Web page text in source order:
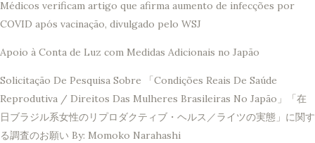
Médicos verificam artigo que afirma aumento de infecções por
COVID após vacinação, divulgado pelo WSJ
Apoio à Conta de Luz com Medidas Adicionais no Japão
Solicitação De Pesquisa Sobre 「Condições Reais De Saúde
Reprodutiva / Direitos Das Mulheres Brasileiras No Japão」「在
日ブラジル系女性のリプロダクティブ・ヘルス／ライツの実態」に関す
る調査のお願い By: Momoko Narahashi